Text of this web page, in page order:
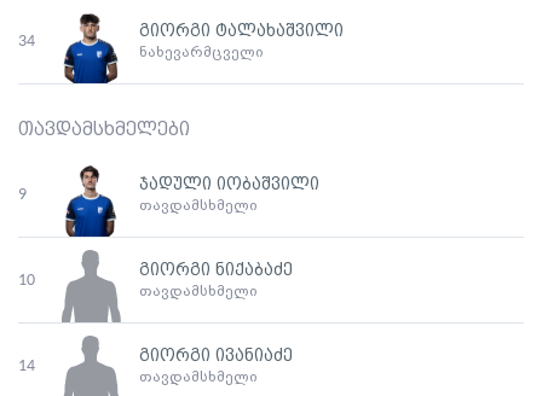
34
გიორგი ტალახაშვილი
ნახევარმცველი
თავდამსხმელები
9
ჯადული იობაშვილი
თავდამსხმელი
10
გიორგი ნიქაბაძე
თავდამსხმელი
14
გიორგი ივანიაძე
თავდამსხმელი